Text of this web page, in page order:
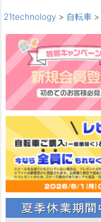
21technology 自転車